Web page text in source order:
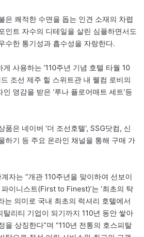
은 쾌적한 수면을 돕는 인견 소재의 차렵
인트 자수의 디테일을 살린 심플하면서도
수한 통기성과 흡수성을 자랑한다.
사용하는 ‘110주년 기념 호텔 타월 10
조선 제주 힐 스위트관 내 웰컴 로비의
영감을 받은 ‘루나 플로어매트 세트’등
품은 네이버 ‘더 조선호텔’, SSG닷컴, 신
하기 등 주요 온라인 채널을 통해 구매 가
자는 “개관 110주년을 맞이하여 선보이
이니스트(First to Finest)’는 ‘최초의 탁
는 의미로 국내 최초의 럭셔리 호텔에서
탈리티 기업이 되기까지 110년 동안 쌓아
을 상징한다”며 “110년 전통의 호스피탈